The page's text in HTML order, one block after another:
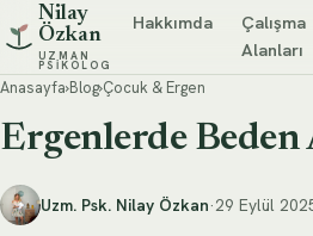
Nilay
Özkan
UZMAN
PSIKOLOG
Hakkımda
Çalışma
Alanları
Anasayfa›Blog›Çocuk & Ergen
Ergenlerde Beden
Uzm. Psk. Nilay Özkan·29 Eylül